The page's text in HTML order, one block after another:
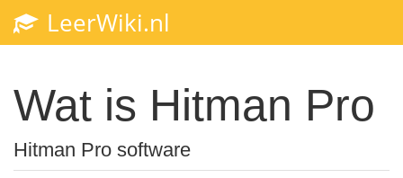
LeerWiki.nl
Wat is Hitman Pro
Hitman Pro software